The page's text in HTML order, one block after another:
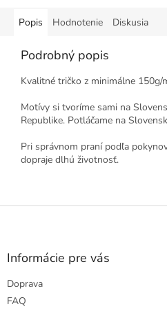
Popis Hodnotenie Diskusia
Podrobný popis
Kvalitné tričko z minimálne 150g/
Motívy si tvoríme sami na
Republike. Potláčame na
Pri správnom praní podľa
dopraje dlhú životnosť.
Z
Informácie pre vás
Doprava
FAQ